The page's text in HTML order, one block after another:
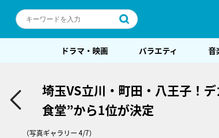
ドラマ・映画 バラエティ 音
埼玉VS立川・町田・八王子！
食堂”から1位が決定
（写真ギャラリー 4/7）